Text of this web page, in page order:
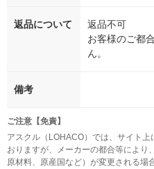
返品について
返品不可
お客様のご都
ん。
備考
ご注意【免責】
アスクル（LOHACO）では、サイト
おりますが、メーカーの都合等により
原材料、原産国など）が変更される場